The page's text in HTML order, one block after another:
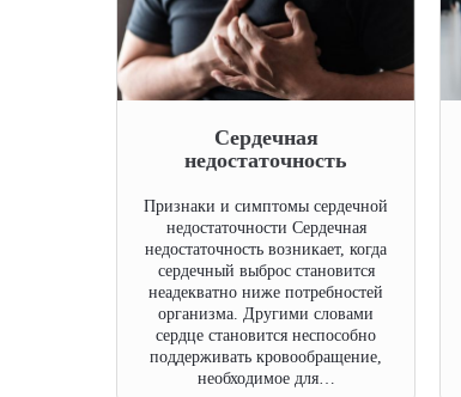
Сердечная
недостаточность
Признаки и симптомы сердечной
недостаточности Сердечная
недостаточность возникает, когда
сердечный выброс становится
неадекватно ниже потребностей
организма. Другими словами
сердце становится неспособно
поддерживать кровообращение,
необходимое для…